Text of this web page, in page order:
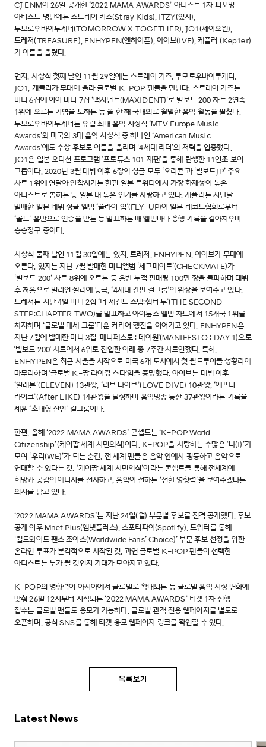
CJ ENM이 26일 공개한 ‘2022 MAMA AWARDS’ 아티스트 1차 퍼포밍
아티스트 명단에는 스트레이 키즈(Stray Kids), ITZY(있지),
투모로우바이투게더(TOMORROW X TOGETHER), JO1(제이오원),
트레저(TREASURE), ENHYPEN(엔하이픈), 아이브(IVE), 케플러 (Kep1er)
가 이름을 올렸다.
먼저, 시상식 첫째 날인 11월 29일에는 스트레이 키즈, 투모로우바이투게더,
JO1, 케플러가 무대에 올라 글로벌 K-POP 팬들을 만난다. 스트레이 키즈는
미니 6집에 이어 미니 7집 ‘맥시던트(MAXIDENT)’로 빌보드 200 차트 2연속
1위에 오르는 기염을 토하는 등 올 한 해 국내외로 활발한 음악 활동을 펼쳤다.
투모로우바이투게더는 유럽 최대 음악 시상식 ‘MTV Europe Music
Awards’와 미국의 3대 음악 시상식 중 하나인 ‘American Music
Awards‘에도 수상 후보로 이름을 올리며 ‘4세대 리더’의 저력을 입증했다.
JO1은 일본 오디션 프로그램 ‘프로듀스 101 재팬’을 통해 탄생한 11인조 보이
그룹이다. 2020년 3월 데뷔 이후 6장의 싱글 모두 ‘오리콘’과 ‘빌보드JP’ 주요
차트 1위에 연달아 안착시키는 한편 일본 트위터에서 가장 화제성이 높은
아티스트로 뽑히는 등 일본 내 높은 인기를 자랑하고 있다. 케플러는 지난달
발매한 일본 데뷔 싱글 앨범 ‘플라이 업’(FLY-UP)이 일본 레코드협회로부터
‘골드’ 음반으로 인증을 받는 등 발표하는 매 앨범마다 흥행 기록을 갈아치우며
승승장구 중이다.
시상식 둘째 날인 11월 30일에는 있지, 트레저, ENHYPEN, 아이브가 무대에
오른다. 있지는 지난 7월 발매한 미니앨범 ‘체크메이트’(CHECKMATE)가
‘빌보드 200’ 차트 8위에 오르는 등 음반 누적 판매량 100만 장을 돌파하며 데뷔
후 처음으로 밀리언 셀러에 등극, ‘4세대 간판 걸그룹’의 위상을 보여주고 있다.
트레저는 지난 4일 미니 2집 ‘더 세컨드 스텝:챕터 투’(THE SECOND
STEP:CHAPTER TWO)를 발표하고 아이튠즈 앨범 차트에서 15개국 1위를
차지하며 ‘글로벌 대세 그룹’다운 커리어 행진을 이어가고 있다. ENHYPEN은
지난 7월에 발매한 미니 3집 ‘매니페스토 : 데이원'(MANIFESTO : DAY 1)으로
'빌보드 200' 차트에서 6위로 진입한 이래 총 7주간 차트인했다. 특히,
ENHYPEN은 최근 서울을 시작으로 미국 6개 도시에서 첫 월드투어를 성황리에
마무리하며 '글로벌 K-팝 라이징 스타'임을 증명했다. 아이브는 데뷔 이후
‘일레븐’(ELEVEN) 13관왕, ‘러브 다이브’(LOVE DIVE) 10관왕, ‘애프터
라이크’(After LIKE) 14관왕을 달성하며 음악방송 통산 37관왕이라는 기록을
세운 ‘초대형 신인’ 걸그룹이다.
한편, 올해 ‘2022 MAMA AWARDS’ 콘셉트는 ‘K-POP World
Citizenship’(케이팝 세계 시민의식)이다. K-POP을 사랑하는 수많은 ‘나(I)’가
모여 ‘우리(WE)’가 되는 순간, 전 세계 팬들은 음악 안에서 평등하고 음악으로
연대할 수 있다는 것. ‘케이팝 세계 시민의식’이라는 콘셉트를 통해 전세계에
희망과 공감의 에너지를 선사하고, 음악이 전하는 ‘선한 영향력’을 보여주겠다는
의지를 담고 있다.
‘2022 MAMA AWARDS’는 지난 24일(월) 부문별 후보를 전격 공개했다. 후보
공개 이후 Mnet Plus(엠넷플러스), 스포티파이(Spotify), 트위터를 통해
‘월드와이드 팬스 초이스(Worldwide Fans’ Choice)’ 부문 후보 선정을 위한
온라인 투표가 본격적으로 시작된 것. 과연 글로벌 K-POP 팬들이 선택한
아티스트는 누가 될 것인지 기대가 모아지고 있다.
K-POP의 영향력이 아시아에서 글로벌로 확대되는 등 글로벌 음악 시장 변화에
맞춰 26일 12시부터 시작되는 ‘2022 MAMA AWARDS’ 티켓 1차 선행
접수는 글로벌 팬들도 응모가 가능하다. 글로벌 관객 전용 웹페이지를 별도로
오픈하며, 공식 SNS를 통해 티켓 응모 웹페이지 링크를 확인할 수 있다.
목록보기
Latest News